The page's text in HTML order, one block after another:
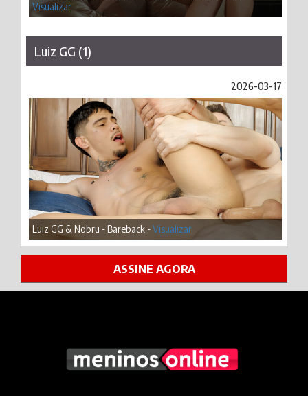
Visualizar
Luiz GG (1)
2026-03-17
Luiz GG & Nobru - Bareback -Visualizar
ASSINE AGORA